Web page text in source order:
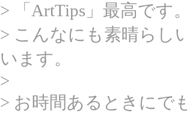
> 「ArtTips」最高です
> こんなにも素晴らし
います。
>
> お時間あるときにで